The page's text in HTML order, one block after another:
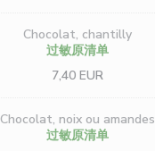
Chocolat, chantilly
过敏原清单
7,40 EUR
Chocolat, noix ou amandes
过敏原清单